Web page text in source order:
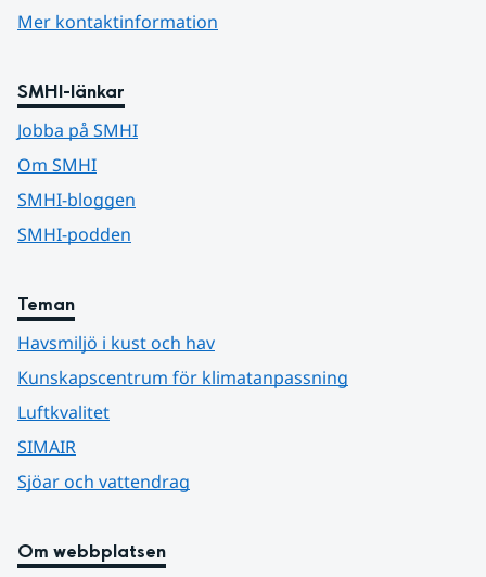
Mer kontaktinformation
SMHI-länkar
Jobba på SMHI
Om SMHI
SMHI-bloggen
SMHI-podden
Teman
Havsmiljö i kust och hav
Kunskapscentrum för klimatanpassning
Luftkvalitet
SIMAIR
Sjöar och vattendrag
Om webbplatsen